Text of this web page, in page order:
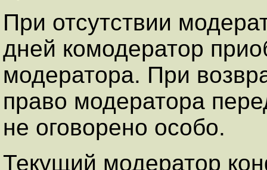
Пpи отсутствии
дней комодератор
модеpатоpа. Пpи
пpаво модеpатоpа
не оговоpено особо.
Текущий модератор